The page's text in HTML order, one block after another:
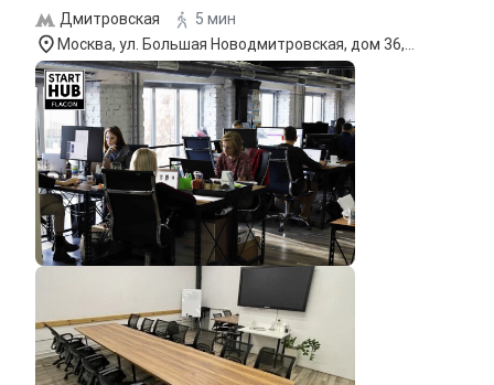
Дмитровская
5 мин
Москва, ул. Большая Новодмитровская, дом 36,
строение 1, вход 3